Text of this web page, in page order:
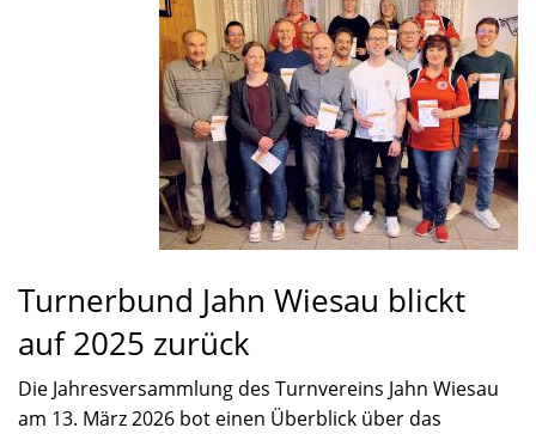
Turnerbund Jahn Wiesau blickt
auf 2025 zurück
Die Jahresversammlung des Turnvereins Jahn Wiesau
am 13. März 2026 bot einen Überblick über das